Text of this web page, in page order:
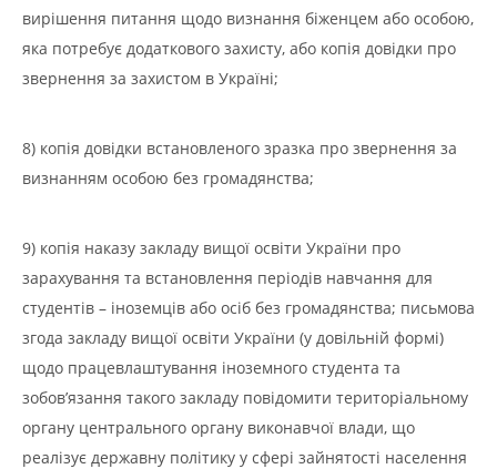
вирішення питання щодо визнання біженцем або особою,
яка потребує додаткового захисту, або копія довідки про
звернення за захистом в Україні;
8) копія довідки встановленого зразка про звернення за
визнанням особою без громадянства;
9) копія наказу закладу вищої освіти України про
зарахування та встановлення періодів навчання для
студентів – іноземців або осіб без громадянства; письмова
згода закладу вищої освіти України (у довільній формі)
щодо працевлаштування іноземного студента та
зобов’язання такого закладу повідомити територіальному
органу центрального органу виконавчої влади, що
реалізує державну політику у сфері зайнятості населення